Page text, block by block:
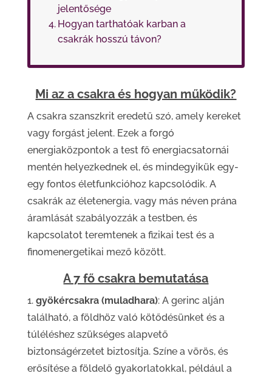
jelentősége
Hogyan tarthatóak karban a
csakrák hosszú távon?
Mi az a csakra és hogyan működik?
A csakra szanszkrit eredetű szó, amely kereket
vagy forgást jelent. Ezek a forgó
energiaközpontok a test fő energiacsatornái
mentén helyezkednek el, és mindegyikük egy-
egy fontos életfunkcióhoz kapcsolódik. A
csakrák az életenergia, vagy más néven prána
áramlását szabályozzák a testben, és
kapcsolatot teremtenek a fizikai test és a
finomenergetikai mező között.
A 7 fő csakra bemutatása
1. gyökércsakra (muladhara): A gerinc alján
található, a földhöz való kötődésünket és a
túléléshez szükséges alapvető
biztonságérzetet biztosítja. Színe a vörös, és
erősítése a földelő gyakorlatokkal, például a